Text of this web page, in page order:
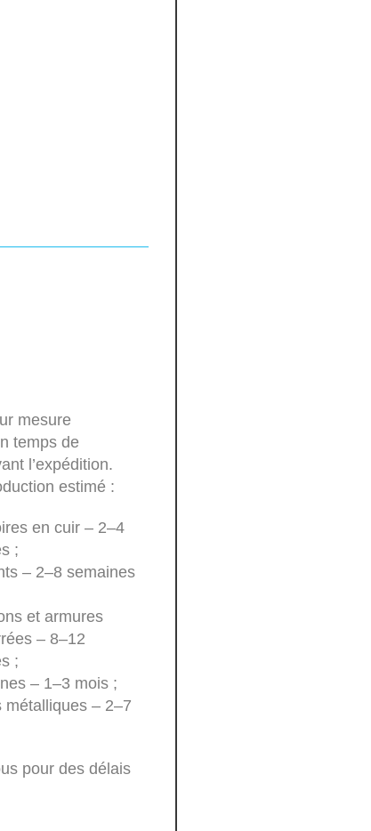
mesure
temps de
l’expédition.
estimé :
en cuir – 2–4
;
– 2–8 semaines
et armures
– 8–12
;
– 1–3 mois ;
métalliques – 2–7
pour des délais